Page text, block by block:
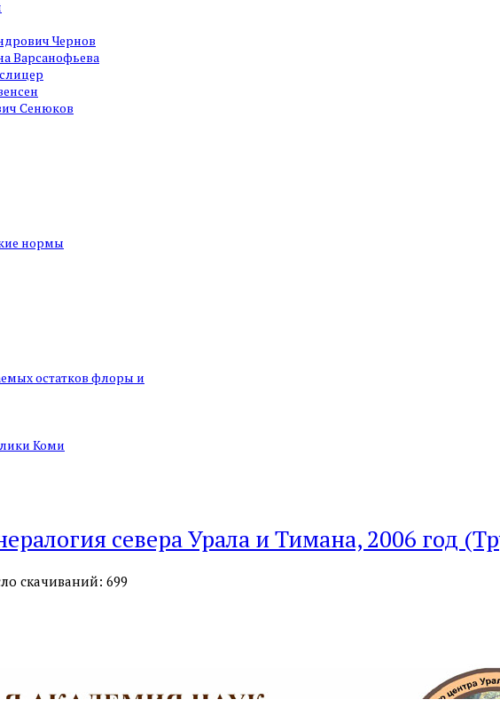
Чернов
Варсанофьева
Сенюков
нормы
остатков флоры и
Коми
севера Урала и Тимана, 2006 год
скачиваний: 699